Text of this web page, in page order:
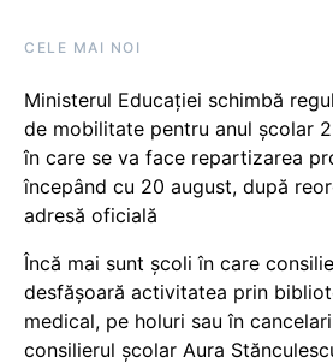
CELE MAI NOI
Ministerul Educației schimbă
de mobilitate pentru anul școlar
în care se va face repartizarea
începând cu 20 august, după
adresă oficială
Încă mai sunt școli în care
desfășoară activitatea prin
medical, pe holuri sau în
consilierul școlar Aura